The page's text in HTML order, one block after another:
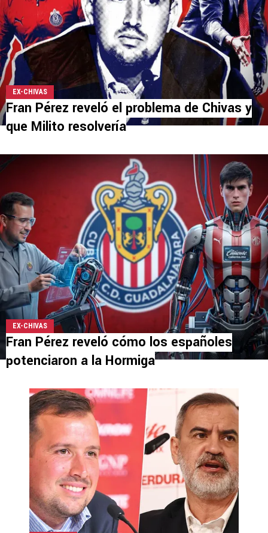
EX-CHIVAS
Fran Pérez reveló el problema de Chivas y
que Milito resolvería
EX-CHIVAS
Fran Pérez reveló cómo los españoles
potenciaron a la Hormiga